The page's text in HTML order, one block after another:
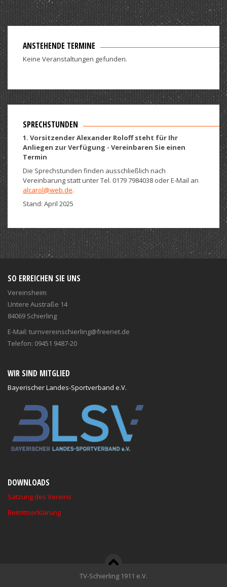
ANSTEHENDE TERMINE
Keine Veranstaltungen gefunden.
SPRECHSTUNDEN
1. Vorsitzender Alexander Roloff steht für Ihr
Anliegen zur Verfügung - Vereinbaren Sie einen
Termin
Die Sprechstunden finden ausschließlich nach
Vereinbarung statt unter Tel. 0179 7984038 oder E-Mail an
alcarol@web.de.
Stand: April 2025
SO ERREICHEN SIE UNS
Vereinsheim
Untere Austraße 14
84069 Schierling
E-Mail: turnvereinschierling@freenet.de
Telefon: 09451 9487-20
WIR SIND MITGLIED
Bayerischer Landes-Sportverband e.V.
DOWNLOADS
Satzung des Vereins
Beitrittserklärung
TV-Schierling 1911 e.V.